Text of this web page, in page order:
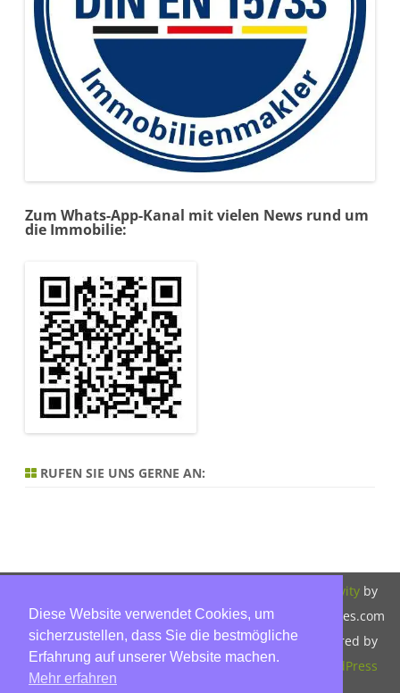
Zum Whats-App-Kanal mit vielen News rund um
die Immobilie:
RUFEN SIE UNS GERNE AN:
Hinnerk Warter,
Warter-
Immobilien,
unsere
Datenschutzerklärung.
ZeroGravityby
GalussoThemes.com
Powered by
WordPress
Diese Website verwendet Cookies, um
sicherzustellen, dass Sie die bestmögliche
Erfahrung auf unserer Website machen.
Mehr erfahren